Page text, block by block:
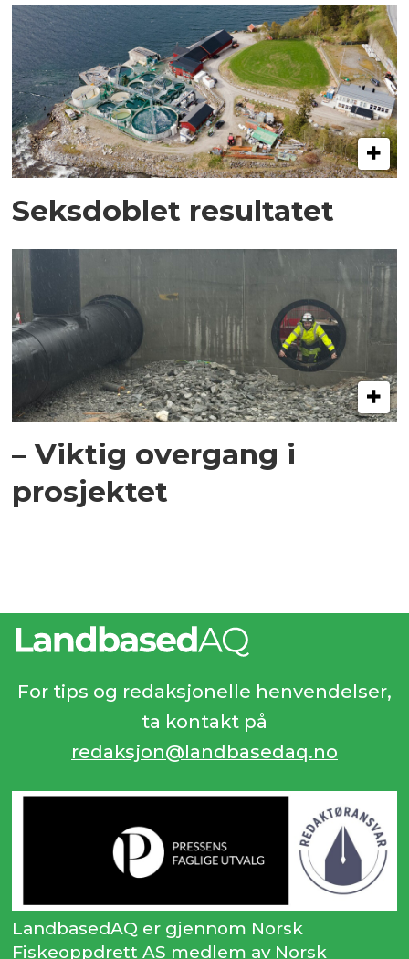
Seksdoblet resultatet
– Viktig overgang i
prosjektet
For tips og redaksjonelle henvendelser,
ta kontakt på
redaksjon@landbasedaq.no
LandbasedAQ er gjennom Norsk
Fiskeoppdrett AS medlem av Norsk